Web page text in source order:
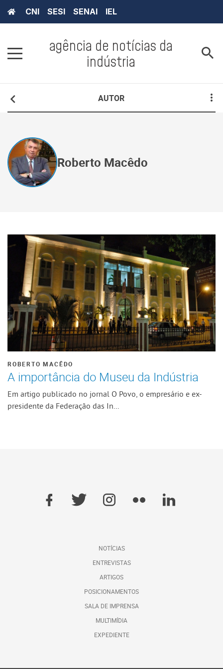
CNI SESI SENAI IEL
agência de notícias da
indústria
AUTOR
Roberto Macêdo
ROBERTO MACÊDO
A importância do Museu da Indústria
Em artigo publicado no jornal O Povo, o empresário e ex-
presidente da Federação das In...
NOTÍCIAS
ENTREVISTAS
ARTIGOS
POSICIONAMENTOS
SALA DE IMPRENSA
MULTIMÍDIA
EXPEDIENTE